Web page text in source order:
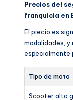
Precios del
franquicia en
El precio es
modalidades, y
especialmente
Tipo de moto
Scooter alta